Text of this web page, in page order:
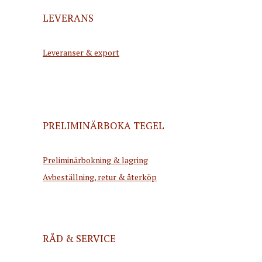
LEVERANS
Leveranser & export
PRELIMINÄRBOKA TEGEL
Preliminärbokning & lagring
Avbeställning, retur & återköp
RÅD & SERVICE